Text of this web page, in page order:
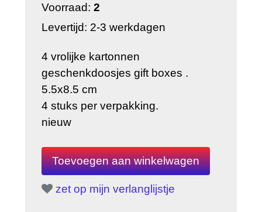
Voorraad:2
Levertijd: 2-3 werkdagen
4 vrolijke kartonnen
geschenkdoosjes gift boxes .
5.5x8.5 cm
4 stuks per verpakking.
nieuw
zet op mijn verlanglijstje